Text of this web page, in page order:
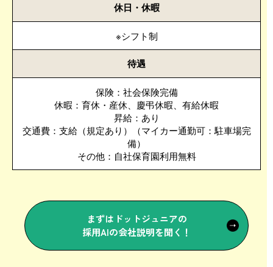
休日・休暇
※シフト制
待遇
保険：社会保険完備
休暇：育休・産休、慶弔休暇、有給休暇
昇給：あり
交通費：支給（規定あり）（マイカー通勤可：駐車場完
備）
その他：自社保育園利用無料
まずはドットジュニアの
採用AIの会社説明を聞く！